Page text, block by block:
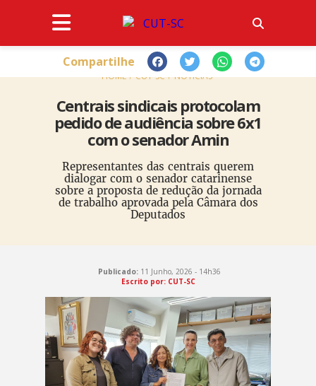
HOME CUT-SC NOTÍCIAS
Centrais sindicais protocolam
pedido de audiência sobre 6x1
com o senador Amin
Representantes das centrais querem
dialogar com o senador catarinense
sobre a proposta de redução da jornada
de trabalho aprovada pela Câmara dos
Deputados
Compartilhe
Publicado:11 Junho, 2026 - 14h36
Escrito por: CUT-SC